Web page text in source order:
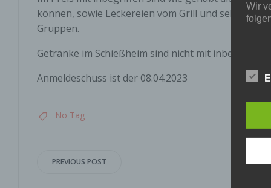
können, sowie Leckereien vom Grill und
Gruppen.
Getränke im Schießheim sind nicht mit inbegriffen.
Anmeldeschuss ist der 08.04.2023
No Tag
Post
PREVIOUS POST
Wir